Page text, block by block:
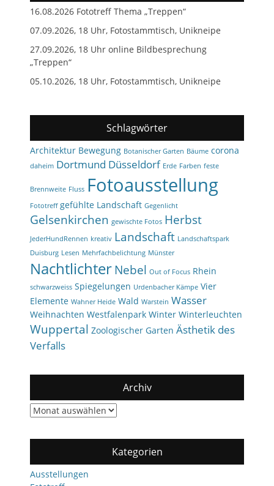
16.08.2026 Fototreff Thema „Treppen“
07.09.2026, 18 Uhr, Fotostammtisch, Unikneipe
27.09.2026, 18 Uhr online Bildbesprechung
„Treppen“
05.10.2026, 18 Uhr, Fotostammtisch, Unikneipe
Schlagwörter
Architektur Bewegung Botanischer Garten Bäume corona
daheim Dortmund Düsseldorf Erde Farben feste
Brennweite Fluss Fotoausstellung
Fototreff gefühlte Landschaft Gegenlicht
Gelsenkirchen gewischte Fotos Herbst
JederHundRennen kreativ Landschaft Landschaftspark
Duisburg Lesen Mehrfachbelichtung Münster
NachtlichterNebel Out of Focus Rhein
schwarzweiss Spiegelungen Urdenbacher Kämpe Vier
Elemente Wahner Heide Wald Warstein Wasser
Weihnachten Westfalenpark Winter Winterleuchten
Wuppertal Zoologischer Garten Ästhetik des
Verfalls
Archiv
Archiv
Kategorien
Ausstellungen